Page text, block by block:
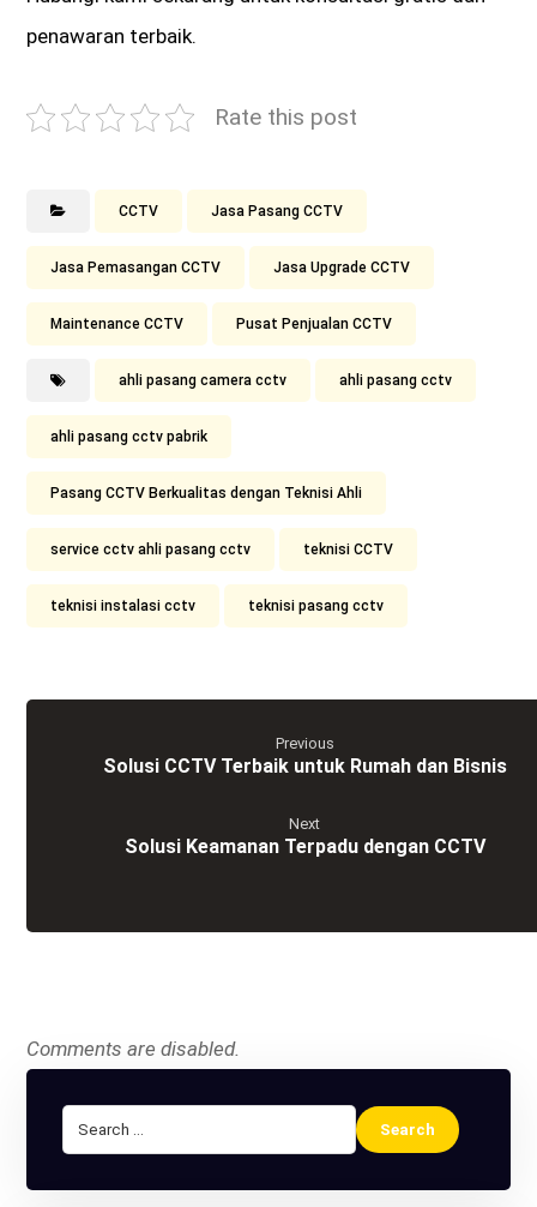
penawaran terbaik.
Rate this post
CCTV Jasa Pasang CCTV
Jasa Pemasangan CCTV Jasa Upgrade CCTV
Maintenance CCTV Pusat Penjualan CCTV
ahli pasang camera cctv ahli pasang cctv
ahli pasang cctv pabrik
Pasang CCTV Berkualitas dengan Teknisi Ahli
service cctv ahli pasang cctv teknisi CCTV
teknisi instalasi cctv teknisi pasang cctv
Previous
Solusi CCTV Terbaik untuk Rumah dan Bisnis
Next
Solusi Keamanan Terpadu dengan CCTV
Comments are disabled.